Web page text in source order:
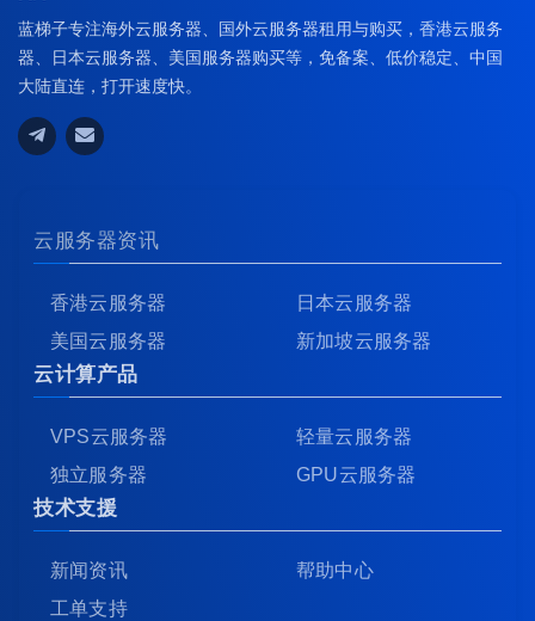
蓝梯子专注海外云服务器、国外云服务器租用与购买，香港云服务
器、日本云服务器、美国服务器购买等，免备案、低价稳定、中国
大陆直连，打开速度快。
云服务器资讯
香港云服务器
日本云服务器
美国云服务器
新加坡云服务器
云计算产品
VPS云服务器
轻量云服务器
独立服务器
GPU云服务器
技术支援
新闻资讯
帮助中心
工单支持